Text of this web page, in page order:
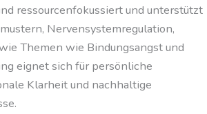
ressourcenfokussiert und unterstützt
Nervensystemregulation,
Themen wie Bindungsangst und
eignet sich für persönliche
Klarheit und nachhaltige